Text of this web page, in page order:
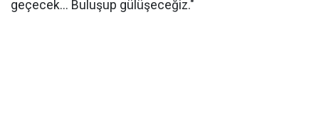
geçecek... Buluşup gülüşeceğiz."